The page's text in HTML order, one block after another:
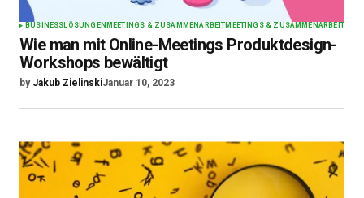
BUSINESS LÖSUNGEN MEETINGS & ZUSAMMENARBEIT MEETINGS & ZUSAMMENARBEIT
Wie man mit Online-Meetings Produktdesign-
Workshops bewältigt
by Jakub ZielinskiJanuar 10, 2023